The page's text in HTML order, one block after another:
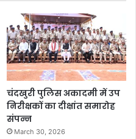
चंदखुरी पुलिस अकादमी में उप
निरीक्षकों का दीक्षांत समारोह
संपन्न
March 30, 2026